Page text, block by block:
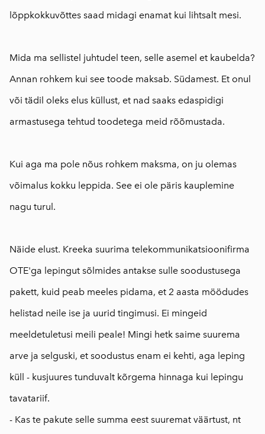
lõppkokkuvõttes saad midagi enamat kui lihtsalt mesi.
Mida ma sellistel juhtudel teen, selle asemel et kaubelda?
Annan rohkem kui see toode maksab. Südamest. Et onul
või tädil oleks elus küllust, et nad saaks edaspidigi
armastusega tehtud toodetega meid rõõmustada.
Kui aga ma pole nõus rohkem maksma, on ju olemas
võimalus kokku leppida. See ei ole päris kauplemine
nagu turul.
Näide elust. Kreeka suurima telekommunikatsioonifirma
OTE'ga lepingut sõlmides antakse sulle soodustusega
pakett, kuid peab meeles pidama, et 2 aasta möödudes
helistad neile ise ja uurid tingimusi. Ei mingeid
meeldetuletusi meili peale! Mingi hetk saime suurema
arve ja selguski, et soodustus enam ei kehti, aga leping
küll - kusjuures tunduvalt kõrgema hinnaga kui lepingu
tavatariif.
- Kas te pakute selle summa eest suuremat väärtust, nt